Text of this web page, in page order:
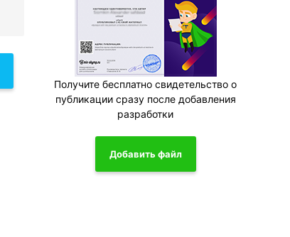
Получите бесплатно свидетельство о
публикации сразу после добавления
разработки
Добавить файл